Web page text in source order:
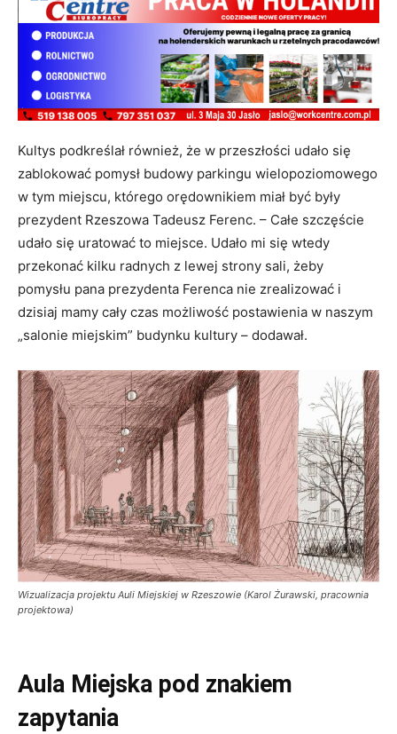
Kultys podkreślał również, że w przeszłości udało się
zablokować pomysł budowy parkingu wielopoziomowego
w tym miejscu, którego orędownikiem miał być były
prezydent Rzeszowa Tadeusz Ferenc. – Całe szczęście
udało się uratować to miejsce. Udało mi się wtedy
przekonać kilku radnych z lewej strony sali, żeby
pomysłu pana prezydenta Ferenca nie zrealizować i
dzisiaj mamy cały czas możliwość postawienia w naszym
„salonie miejskim” budynku kultury – dodawał.
Wizualizacja projektu Auli Miejskiej w Rzeszowie (Karol Żurawski, pracownia
projektowa)
Aula Miejska pod znakiem
zapytania